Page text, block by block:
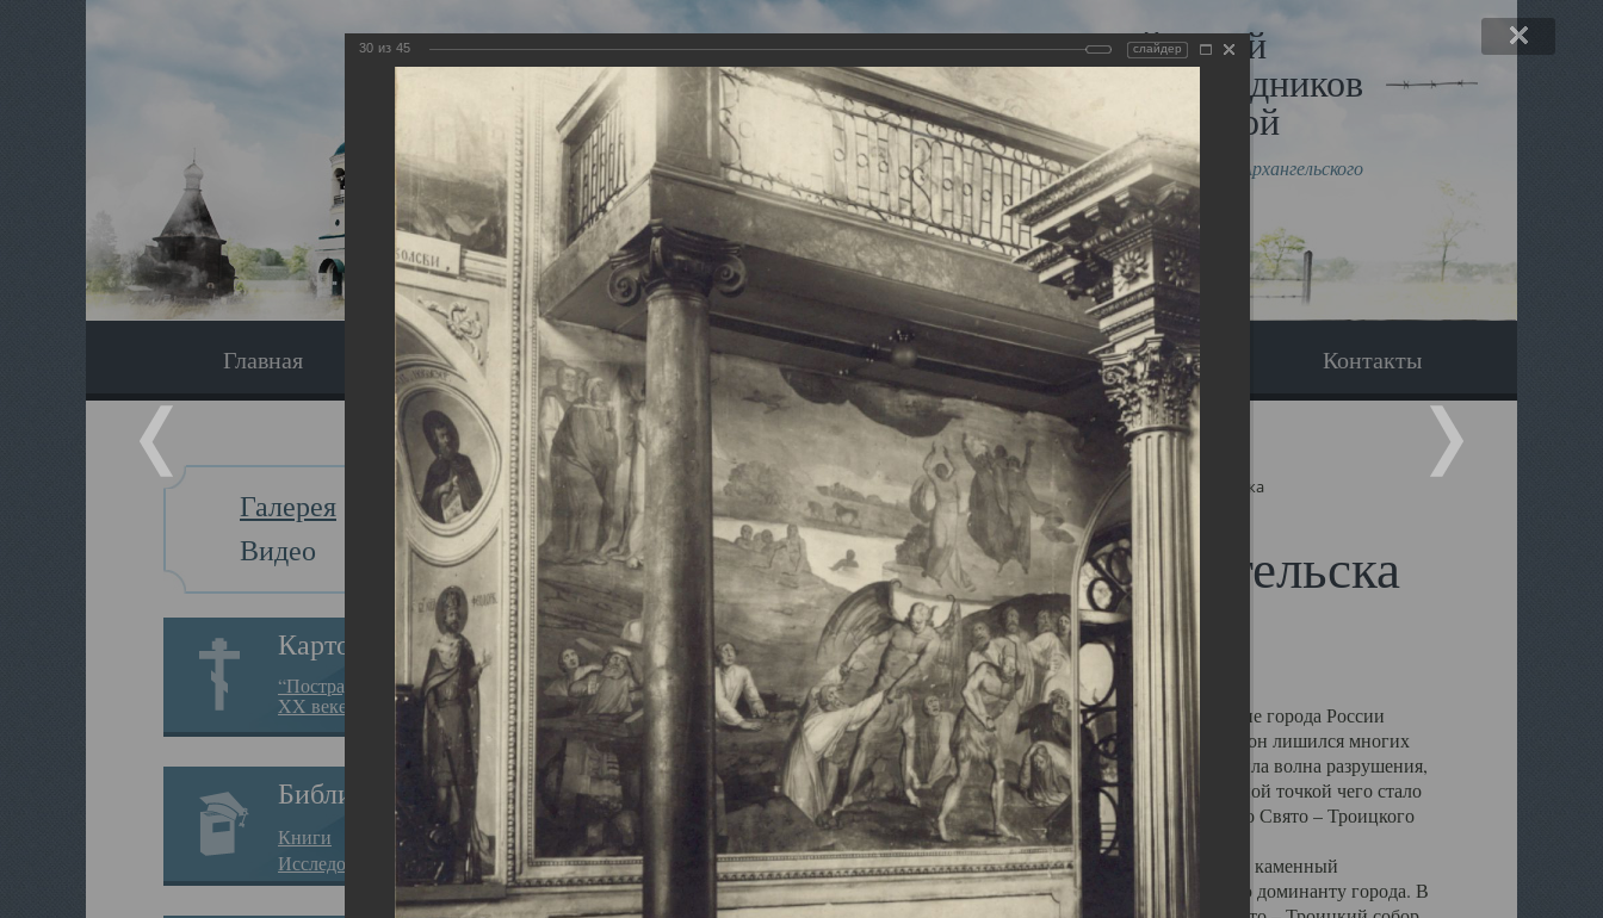
Виртуальный музей
Новомучеников и исповедников
Земли Архангельской
Сайт создан по благословлению митрополита Архангельского
и Холмогорского Даниила
Главная Экскурсия Наследники Галерея Вопрос-ответ Контакты
Галерея
Видео
Картотека
“Пострадавшие за веру в
XX веке на Севере”
Библиотека
Книги
Исследования
Главная Галерея Храмы-мученики Архангельска Свято-Троицкий собор Архангельска
Свято-Троицкий собор Архангельска
Свято-Троицкий собор Архангельска
23.12.2015
Сегодня мы можем говорить, что Архангельск в большей мере, чем другие губернские города России
пострадал от целенаправленных систематических разрушений, в результате которых он лишился многих
выдающихся памятников архитектуры. Больше всего по старому Архангельску ударила волна разрушения,
вызванная борьбой с религией, набравшая особую силу в конце 20 –х годов. Отправной точкой чего стало
разрушение православного центра архангельской губернии - ансамбля кафедрального Свято – Троицкого
собора Архангельска.
Возникнув в начале XVIII века в центре Архангельска, величественный каменный
двухэтажный Троицкий собор, сразу превратился в зрительную и градостроительную доминанту города. В
30 из 45 слайдер